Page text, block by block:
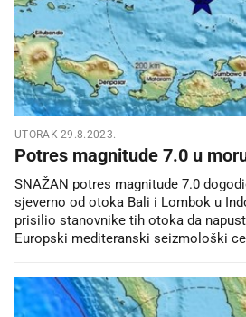
UTORAK 29.8.2023.
Potres magnitude 7.0 u
SNAŽAN potres magnitude 7.0
sjeverno od otoka Bali i Lombok u
prisilio stanovnike tih otoka da
Europski mediteranski seizmološki